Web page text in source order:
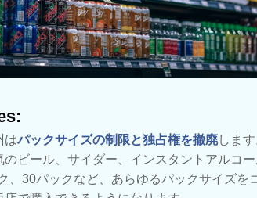
はパックサイズの制限と独占権を撤廃しま
のビール、サイダー、インスタントアルコ
、30パックなど、あらゆるパックサイズを